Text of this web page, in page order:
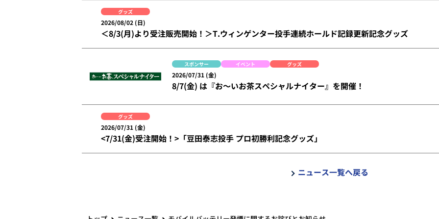
＜8/3(月)より受注販売開始！＞T.ウィンゲンター投手連続ホールド記録更新
スポンサー
2026/07/31 (金)
8/7(金) は『お～いお茶スペシャルナイター』を開催！
2026/07/31 (金)
<7/31(金)受注開始！>「豆田泰志投手 プロ初勝利記念グッズ」